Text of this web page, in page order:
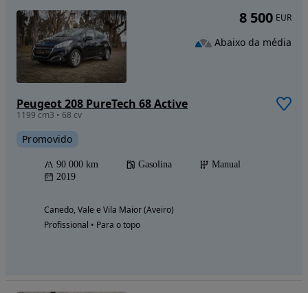
Peugeot 208 PureTech 68 Active
1199 cm3 • 68 cv
Promovido
90 000 km Gasolina
Manual
2019
Canedo, Vale e Vila Maior (Aveiro)
Profissional • Para o topo
8 500 EUR
Abaixo da média